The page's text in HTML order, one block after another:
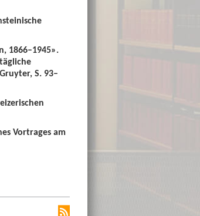
1866–1945».
S. 93–
Vortrages am